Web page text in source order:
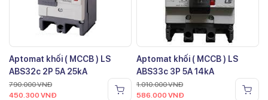
Aptomat khối ( MCCB ) LS
ABS32c 2P 5A 25kA
790.000VNĐ
450.300 VNĐ
Aptomat khối ( MCCB ) LS
ABS33c 3P 5A 14kA
1.010.000VNĐ
586.000 VNĐ